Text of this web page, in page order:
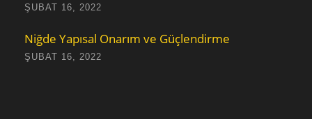
ŞUBAT 16, 2022
Niğde Yapısal Onarım ve Güçlendirme
ŞUBAT 16, 2022